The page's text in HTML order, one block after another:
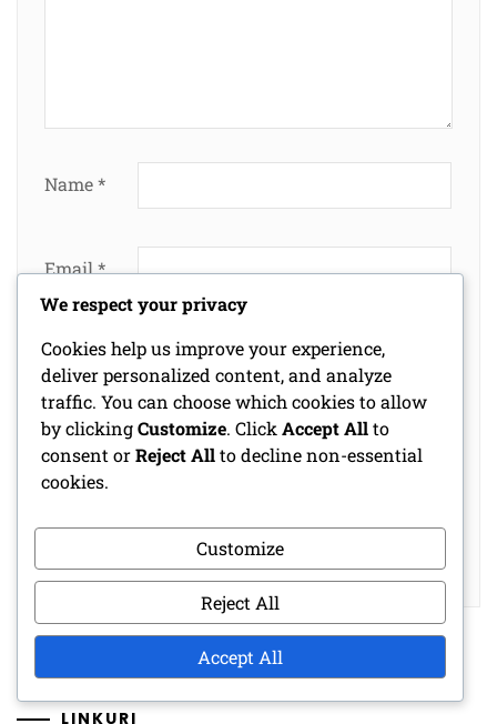
Name*
Email*
Website
Save my name, email, and website in this
browser for the next time I comment.
LINKURI
We respect your privacy
Cookies help us improve your experience,
deliver personalized content, and analyze
traffic. You can choose which cookies to allow
by clickingCustomize. Click Accept Allto
consent orReject Allto decline non-essential
cookies.
Customize
Reject All
Accept All